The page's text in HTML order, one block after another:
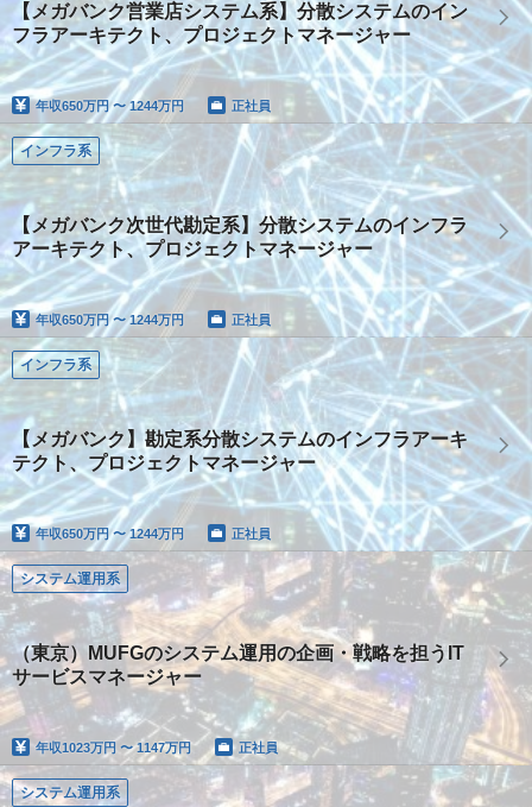
【メガバンク営業店システム系】分散システムのイン
フラアーキテクト、プロジェクトマネージャー
年収650万円 〜 1244万円 正社員
インフラ系
【メガバンク次世代勘定系】分散システムのインフラ
アーキテクト、プロジェクトマネージャー
年収650万円 〜 1244万円 正社員
インフラ系
【メガバンク】勘定系分散システムのインフラアーキ
テクト、プロジェクトマネージャー
年収650万円 〜 1244万円 正社員
システム運用系
（東京）MUFGのシステム運用の企画・戦略を担うIT
サービスマネージャー
年収1023万円 〜 1147万円 正社員
システム運用系